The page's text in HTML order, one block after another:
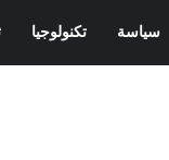
سياسة تكنولوجيا